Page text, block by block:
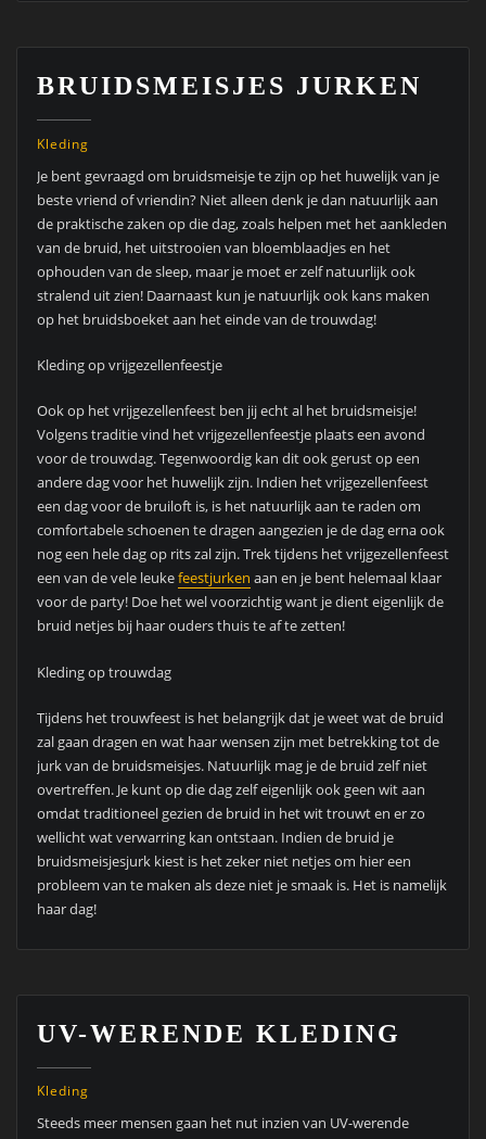
BRUIDSMEISJES JURKEN
Kleding
Je bent gevraagd om bruidsmeisje te zijn op het huwelijk van je
beste vriend of vriendin? Niet alleen denk je dan natuurlijk aan
de praktische zaken op die dag, zoals helpen met het aankleden
van de bruid, het uitstrooien van bloemblaadjes en het
ophouden van de sleep, maar je moet er zelf natuurlijk ook
stralend uit zien! Daarnaast kun je natuurlijk ook kans maken
op het bruidsboeket aan het einde van de trouwdag!
Kleding op vrijgezellenfeestje
Ook op het vrijgezellenfeest ben jij echt al het bruidsmeisje!
Volgens traditie vind het vrijgezellenfeestje plaats een avond
voor de trouwdag. Tegenwoordig kan dit ook gerust op een
andere dag voor het huwelijk zijn. Indien het vrijgezellenfeest
een dag voor de bruiloft is, is het natuurlijk aan te raden om
comfortabele schoenen te dragen aangezien je de dag erna ook
nog een hele dag op rits zal zijn. Trek tijdens het vrijgezellenfeest
een van de vele leukefeestjurken aan en je bent helemaal klaar
voor de party! Doe het wel voorzichtig want je dient eigenlijk de
bruid netjes bij haar ouders thuis te af te zetten!
Kleding op trouwdag
Tijdens het trouwfeest is het belangrijk dat je weet wat de bruid
zal gaan dragen en wat haar wensen zijn met betrekking tot de
jurk van de bruidsmeisjes. Natuurlijk mag je de bruid zelf niet
overtreffen. Je kunt op die dag zelf eigenlijk ook geen wit aan
omdat traditioneel gezien de bruid in het wit trouwt en er zo
wellicht wat verwarring kan ontstaan. Indien de bruid je
bruidsmeisjesjurk kiest is het zeker niet netjes om hier een
probleem van te maken als deze niet je smaak is. Het is namelijk
haar dag!
UV-WERENDE KLEDING
Kleding
Steeds meer mensen gaan het nut inzien van UV-werende